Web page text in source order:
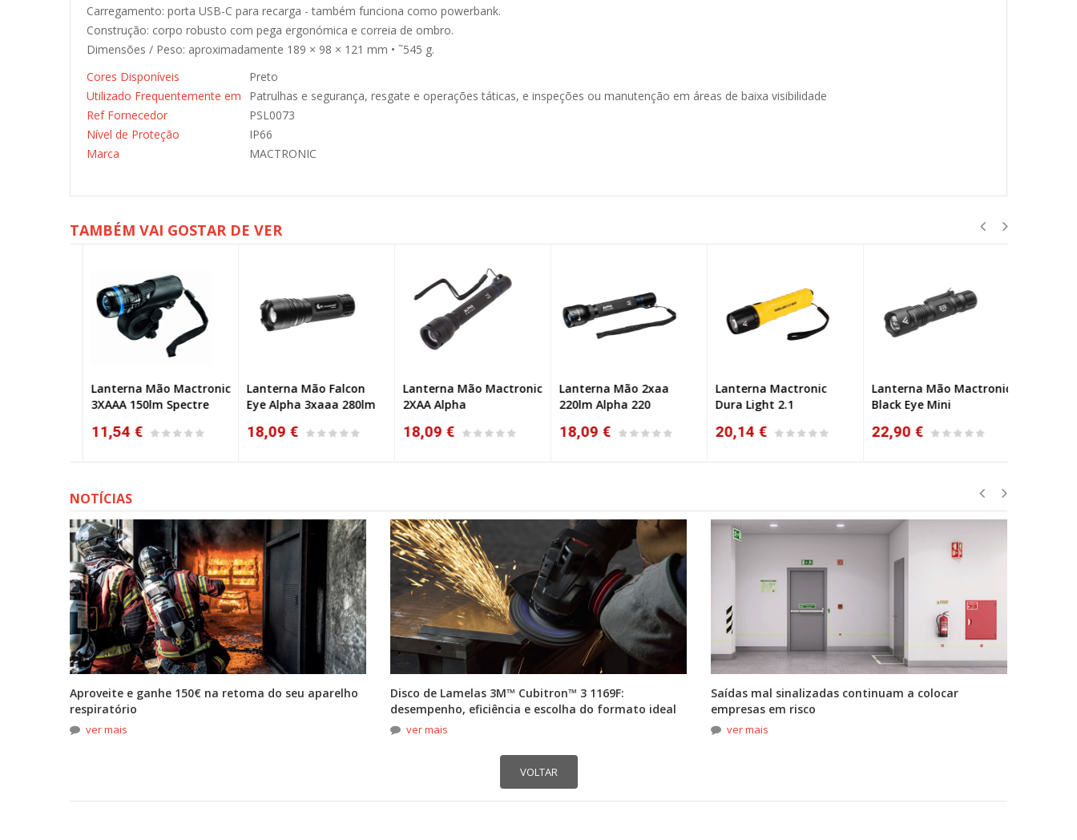
Carregamento: porta USB-C para recarga - também funciona como powerbank.
Construção: corpo robusto com pega ergonómica e correia de ombro.
Dimensões / Peso: aproximadamente 189 × 98 × 121 mm • ˜545 g.
Cores Disponíveis
Preto
Utilizado Frequentemente em
Patrulhas e segurança, resgate e operações táticas, e inspeções ou manutenção em áreas de baixa visibilidade
Ref Fornecedor
PSL0073
Nível de Proteção
IP66
Marca
MACTRONIC
TAMBÉM VAI GOSTAR DE VER
Lanterna Mão Mactronic
3XAAA 150lm Spectre
11,54 €
Lanterna Mão Falcon
Eye Alpha 3xaaa 280lm
18,09 €
Lanterna Mão Mactronic
2XAA Alpha
18,09 €
Lanterna Mão 2xaa
220lm Alpha 220
18,09 €
Lanterna Mactronic
Dura Light 2.1
20,14 €
Lanterna Mão Mactronic
Black Eye Mini
22,90 €
NOTÍCIAS
Aproveite e ganhe 150€ na retoma do seu aparelho
respiratório
ver mais
Disco de Lamelas 3M™ Cubitron™ 3 1169F:
desempenho, eficiência e escolha do formato ideal
ver mais
Saídas mal sinalizadas continuam a colocar
empresas em risco
ver mais